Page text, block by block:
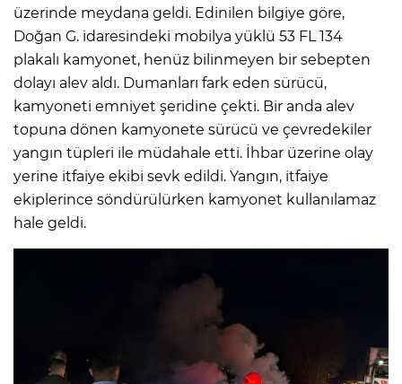
üzerinde meydana geldi. Edinilen bilgiye göre,
Doğan G. idaresindeki mobilya yüklü 53 FL 134
plakalı kamyonet, henüz bilinmeyen bir sebepten
dolayı alev aldı. Dumanları fark eden sürücü,
kamyoneti emniyet şeridine çekti. Bir anda alev
topuna dönen kamyonete sürücü ve çevredekiler
yangın tüpleri ile müdahale etti. İhbar üzerine olay
yerine itfaiye ekibi sevk edildi. Yangın, itfaiye
ekiplerince söndürülürken kamyonet kullanılamaz
hale geldi.